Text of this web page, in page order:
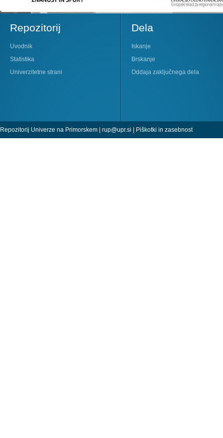
Repozitorij
Uvodnik
Statistika
Univerzitetne strani
Dela
Iskanje
Brskanje
Oddaja zaključnega dela
Repozitorij Univerze na Primorskem | rup@upr.si | Piškotki in zasebnost